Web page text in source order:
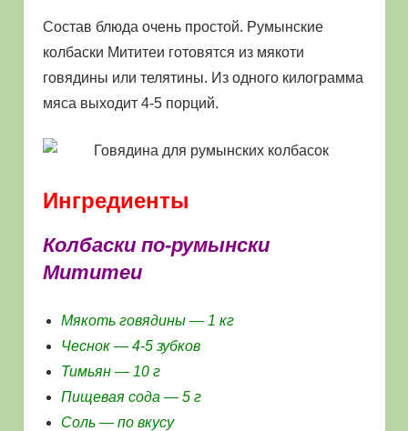
Состав блюда очень простой. Румынские
колбаски Мититеи готовятся из мякоти
говядины или телятины. Из одного килограмма
мяса выходит 4-5 порций.
Ингредиенты
Колбаски по-румынски
Мититеи
Мякоть говядины — 1 кг
Чеснок — 4-5 зубков
Тимьян — 10 г
Пищевая сода — 5 г
Соль — по вкусу